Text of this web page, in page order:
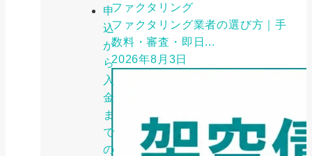
申
込
か
ら
入
金
ま
で
の
ファクタリング
ファクタリング業者の選び方｜手
数料・審査・即日...
2026年8月3日